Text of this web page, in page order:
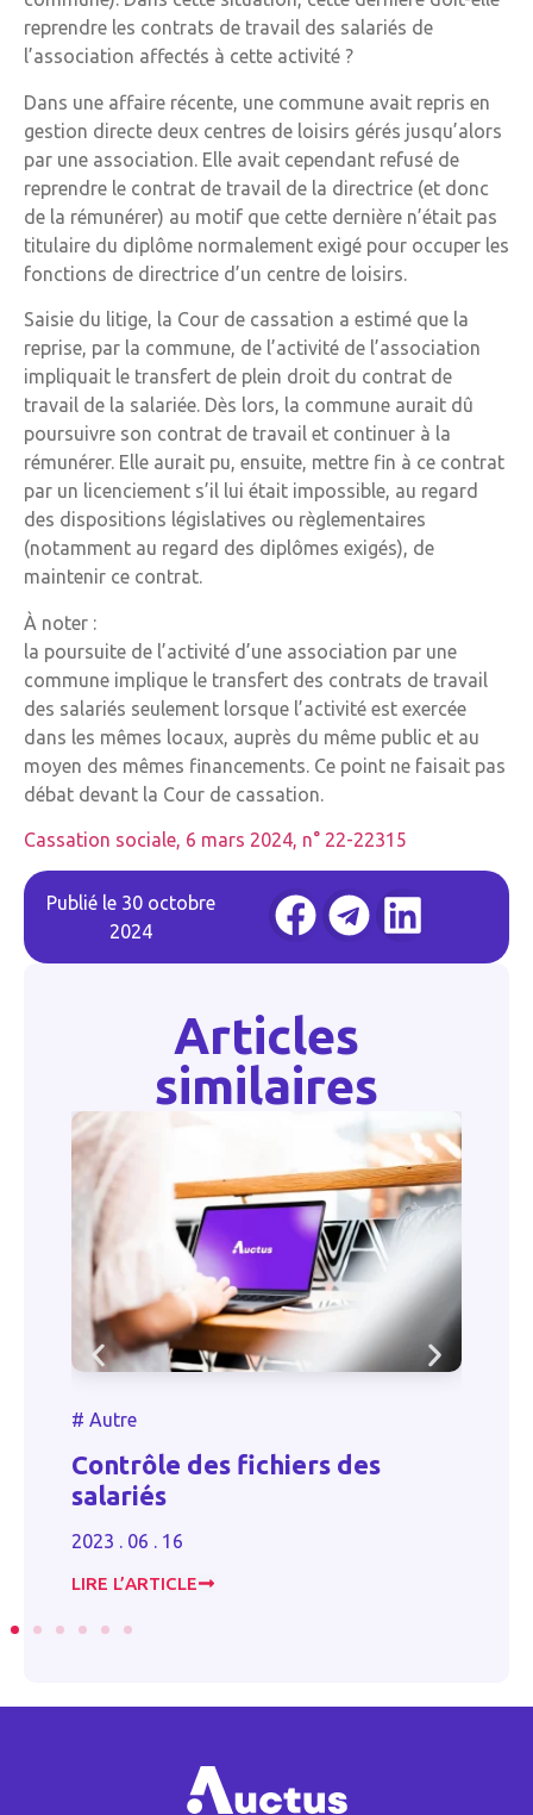
reprendre les contrats de travail des salariés de
l’association affectés à cette activité ?
Dans une affaire récente, une commune avait repris en
gestion directe deux centres de loisirs gérés jusqu’alors
par une association. Elle avait cependant refusé de
reprendre le contrat de travail de la directrice (et donc
de la rémunérer) au motif que cette dernière n’était pas
titulaire du diplôme normalement exigé pour occuper les
fonctions de directrice d’un centre de loisirs.
Saisie du litige, la Cour de cassation a estimé que la
reprise, par la commune, de l’activité de l’association
impliquait le transfert de plein droit du contrat de
travail de la salariée. Dès lors, la commune aurait dû
poursuivre son contrat de travail et continuer à la
rémunérer. Elle aurait pu, ensuite, mettre fin à ce contrat
par un licenciement s’il lui était impossible, au regard
des dispositions législatives ou règlementaires
(notamment au regard des diplômes exigés), de
maintenir ce contrat.
À noter :
la poursuite de l’activité d’une association par une
commune implique le transfert des contrats de travail
des salariés seulement lorsque l’activité est exercée
dans les mêmes locaux, auprès du même public et au
moyen des mêmes financements. Ce point ne faisait pas
débat devant la Cour de cassation.
Cassation sociale, 6 mars 2024, n° 22-22315
Publié le 30 octobre
2024
Articles
similaires
# Autre
Contrôle des fichiers des
salariés
2023 . 06 . 16
LIRE L’ARTICLE